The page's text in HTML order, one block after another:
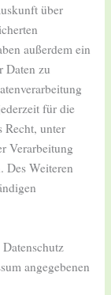
über
außerdem ein
Daten zu
für die
Recht, unter
Verarbeitung
Des Weiteren
angegebenen